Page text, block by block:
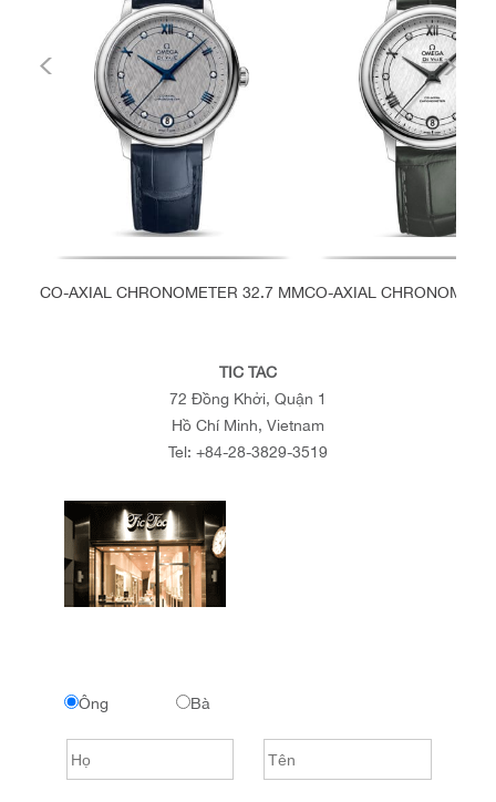
CO-AXIAL CHRONOMETER 32.7 MMCO-AXIAL
TIC TAC
72 Đồng Khởi, Quận 1
Hồ Chí Minh, Vietnam
Tel: +84-28-3829-3519
Ông Bà